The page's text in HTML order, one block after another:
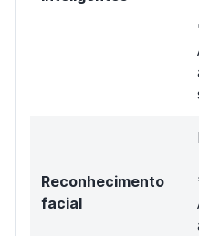
Reconhecimento
facial